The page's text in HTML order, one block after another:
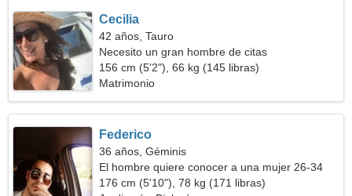
Cecilia
42 años, Tauro
Necesito un gran hombre de citas
156 cm (5'2"), 66 kg (145 libras)
Matrimonio
Federico
36 años, Géminis
El hombre quiere conocer a una mujer 26-34
176 cm (5'10"), 78 kg (171 libras)